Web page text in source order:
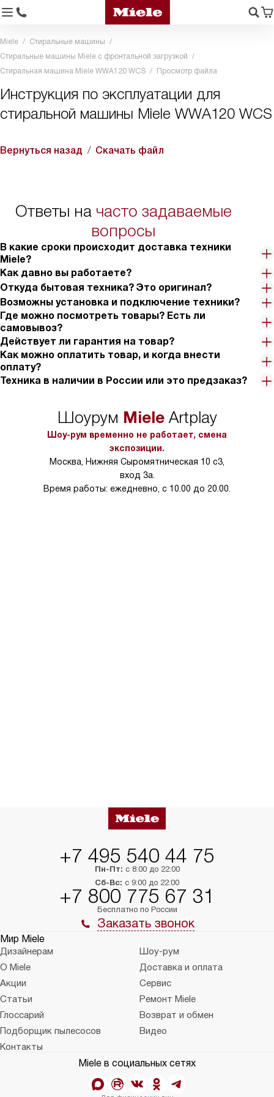
Miele
Стиральные машины
Стиральные машины Miele с фронтальной загрузкой
Стиральная машина Miele WWA120 WCS
Просмотр файла
Инструкция по эксплуатации для
стиральной машины Miele WWA120 WCS
Вернуться назад Скачать файл
Ответы на часто задаваемые
вопросы
В какие сроки происходит доставка техники
Miele?
Как давно вы работаете?
Откуда бытовая техника? Это оригинал?
Возможны установка и подключение техники?
Где можно посмотреть товары? Есть ли
самовывоз?
Действует ли гарантия на товар?
Как можно оплатить товар, и когда внести
оплату?
Техника в наличии в России или это предзаказ?
Шоурум MieleArtplay
Шоу-рум временно не работает, смена
экспозиции.
Москва, Нижняя Сыромятническая 10 с3,
вход 3а.
Время работы: ежедневно, с 10.00 до 20.00.
+7 495 540 44 75
Пн-Пт: с 8:00 до 22:00
Сб-Вс: с 9:00 до 22:00
+7 800 775 67 31
Бесплатно по России
Заказать звонок
Мир Miele
Дизайнерам
Шоу-рум
О Miele
Доставка и оплата
Акции
Сервис
Статьи
Ремонт Miele
Глоссарий
Возврат и обмен
Подборщик пылесосов
Видео
Контакты
Miele в социальных сетях